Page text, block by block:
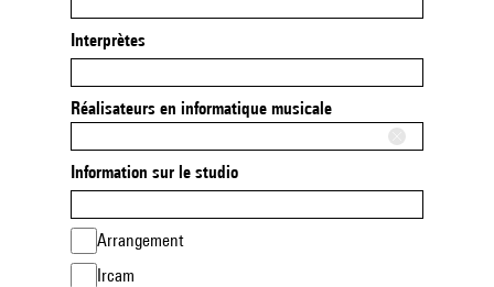
Interprètes
Réalisateurs en informatique musicale
Information sur le studio
Arrangement
Ircam